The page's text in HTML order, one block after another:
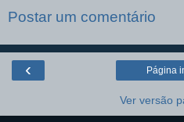
Postar um comentário
‹ Página
Ver versão